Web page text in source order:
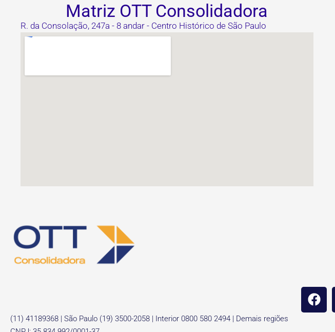
Matriz OTT Consolidadora
R. da Consolação, 247a - 8 andar - Centro Histórico de São Paulo
(11) 41189368 | São Paulo (19) 3500-2058 | Interior 0800 580 2494 | Demais regiões